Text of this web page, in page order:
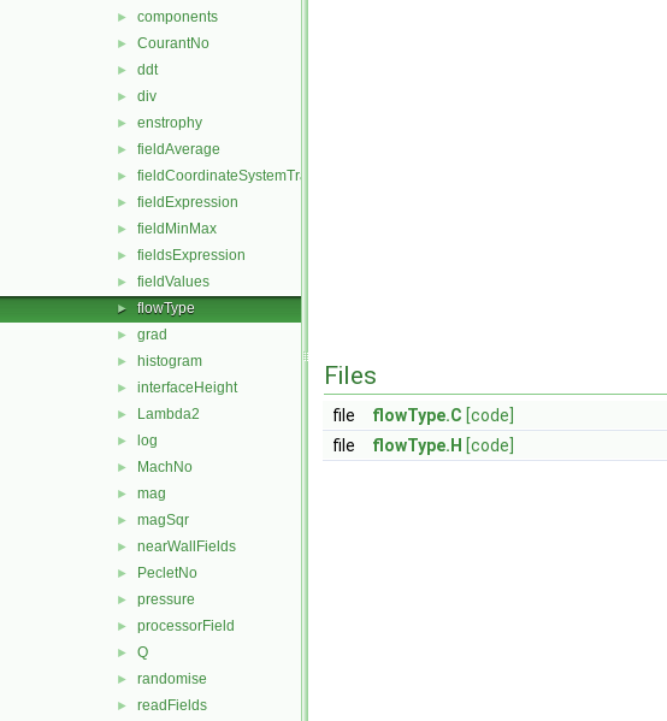
► components
► CourantNo
► ddt
► div
► enstrophy
► fieldAverage
► fieldCoordinateSystemTransform
► fieldExpression
► fieldMinMax
► fieldsExpression
► fieldValues
► flowType
► grad
► histogram
► interfaceHeight
► Lambda2
► log
► MachNo
► mag
► magSqr
► nearWallFields
► PecletNo
► pressure
► processorField
► Q
► randomise
► readFields
Files
file flowType.C [code]
file
flowType.H [code]